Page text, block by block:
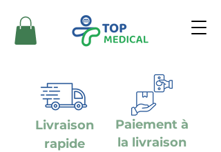
Livraison
rapide
Paiement à
la livraison